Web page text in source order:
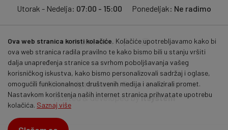
Utorak - Nedelja: 07:00 - 15:00 Ponedeljak: Ne radimo
Pratite nas:
© 2026mmdprom.com . Sva prava zadržana.
Hosted & developed byitsystem
Ova web stranica koristi kolačiće. Kolačiće upotrebljavamo kako bi
ova web stranica radila pravilno te kako bismo bili u stanju vršiti
dalja unapređenja stranice sa svrhom poboljšavanja vašeg
korisničkog iskustva, kako bismo personalizovali sadržaj i oglase,
omogućili funkcionalnost društvenih medija i analizirali promet.
Nastavkom korištenja naših internet stranica prihvatate upotrebu
kolačića. Saznaj više